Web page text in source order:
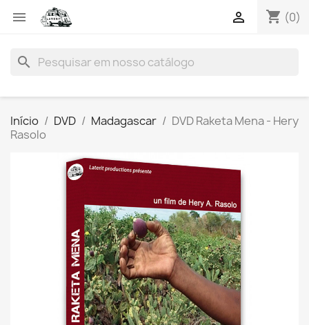
 shopping_cart (0)

search
Início DVD Madagascar
DVD Raketa Mena - Hery
Rasolo